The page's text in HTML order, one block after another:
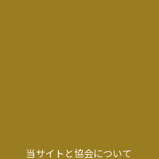
当サイトと協会について